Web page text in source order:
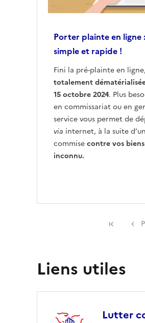
Porter plainte en ligne
simple et rapide !
Fini la pré-plainte en
totalement
15 octobre 2024. Plus
en commissariat ou en
service vous permet de
via internet, à la suite
commisecontre vos
inconnu.
Liens utiles
Lutter